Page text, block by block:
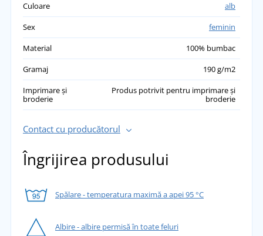
Culoare
alb
Sex
feminin
Material
100% bumbac
Gramaj
190 g/m2
Imprimare și
broderie
Produs potrivit pentru imprimare și
broderie
Contact cu producătorul
Îngrijirea produsului
Spălare - temperatura maximă a apei 95 °C
Albire - albire permisă în toate feluri